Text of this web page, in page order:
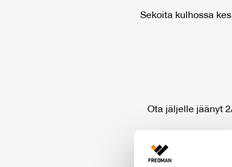
Sekoita kulhossa
Ota jäljelle jäänyt
Lisää päälle
muruseos päälle.